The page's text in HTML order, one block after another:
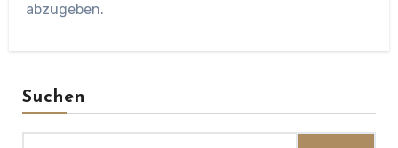
abzugeben.
Suchen